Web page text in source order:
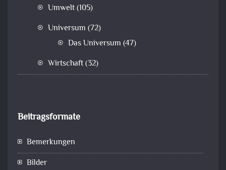
Umwelt(105)
Universum (72)
Das Universum (47)
Wirtschaft(32)
Beitragsformate
Bemerkungen
Bilder